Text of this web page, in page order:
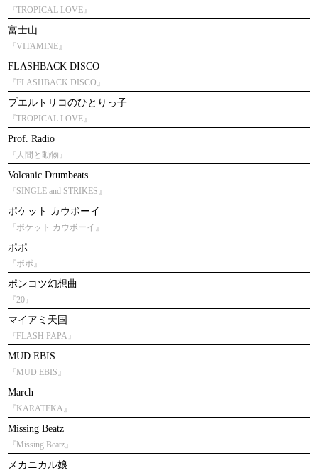
『TROPICAL LOVE』
富士山
『VITAMINE』
FLASHBACK DISCO
『FLASHBACK DISCO』
プエルトリコのひとりっ子
『TROPICAL LOVE』
Prof. Radio
『人間と動物』
Volcanic Drumbeats
『SINGLE and STRIKES』
ポケット カウボーイ
『ポケット カウボーイ』
ポポ
『ポポ』
ポンコツ幻想曲
『20』
マイアミ天国
『FLASH PAPA』
MUD EBIS
『MUD EBIS』
March
『KARATEKA』
Missing Beatz
『Missing Beatz』
メカニカル娘